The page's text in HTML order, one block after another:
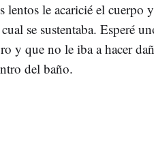
le acaricié el cuerpo
se sustentaba. Esperé
y que no le iba a hacer
del baño.